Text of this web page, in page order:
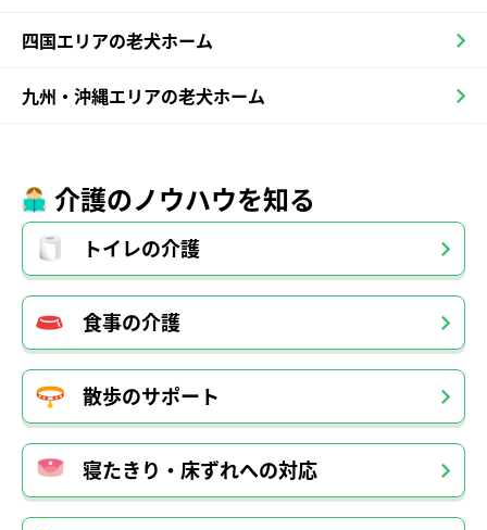
四国エリアの老犬ホーム
九州・沖縄エリアの老犬ホーム
介護のノウハウを知る
トイレの介護
食事の介護
散歩のサポート
寝たきり・床ずれへの対応